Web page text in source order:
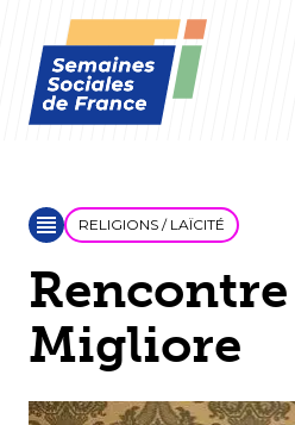
RELIGIONS / LAÏCITÉ
Migliore